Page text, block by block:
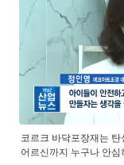
코르크 바닥포장재는
어르신까지 누구나 안